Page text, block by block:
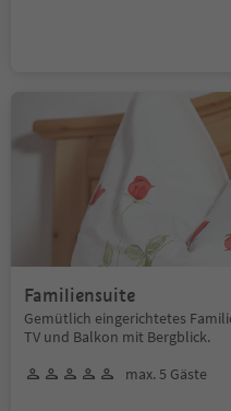
Familiensuite
Gemütlich eingerichtetes
TV und Balkon mit Bergblick.
max. 5 Gäste